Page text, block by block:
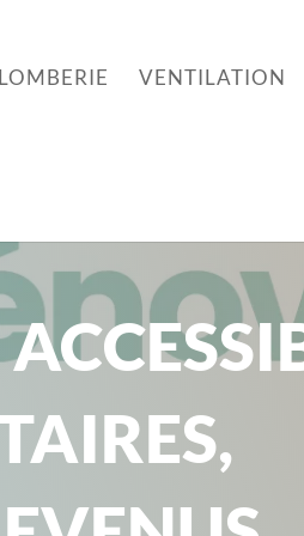
VENTILATION